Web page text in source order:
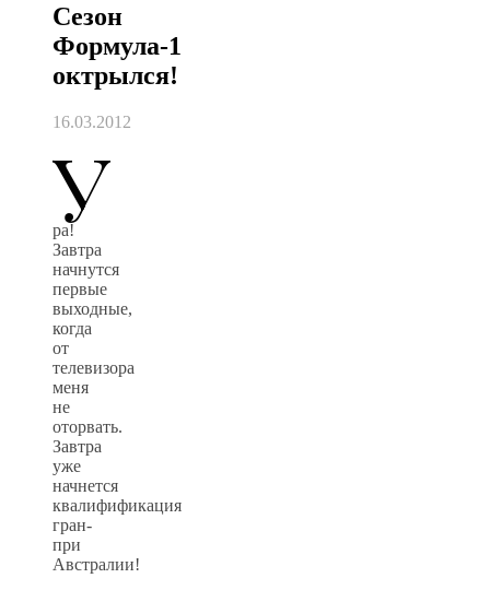
Сезон
Формула-1
октрылся!
16.03.2012
У
ра!
Завтра
начнутся
первые
выходные,
когда
от
телевизора
меня
не
оторвать.
Завтра
уже
начнется
квалифификация
гран-
при
Австралии!